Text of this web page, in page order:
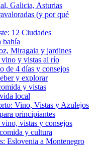
Galicia, Asturias
(y por qué
12 Ciudades
bahía
Miragaia y jardines
y vistas al río
de 4 días y consejos
y explorar
y vistas
local
Vino, Vistas y Azulejos
principiantes
vistas y consejos
y cultura
Eslovenia a Montenegro